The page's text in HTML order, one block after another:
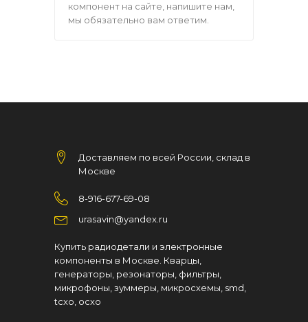
компонент на сайте, напишите нам,
мы обязательно вам ответим.
Доставляем по всей России, склад в
Москве
8-916-677-69-08
urasavin@yandex.ru
Купить радиодетали и электронные
компоненты в Москве. Кварцы,
генераторы, резонаторы, фильтры,
микрофоны, зуммеры, микросхемы, smd,
tcxo, ocxo